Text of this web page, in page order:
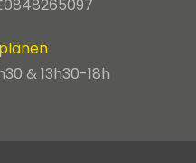
& 13h30-18h